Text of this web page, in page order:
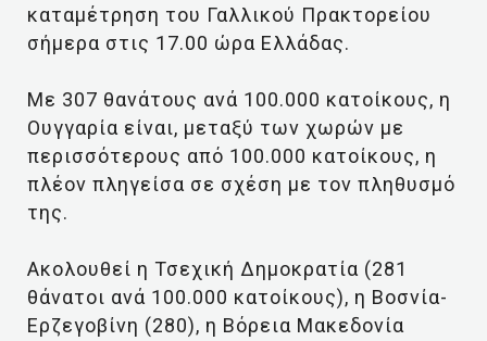
καταμέτρηση του Γαλλικού Πρακτορείου
σήμερα στις 17.00 ώρα Ελλάδας.
Με 307 θανάτους ανά 100.000 κατοίκους, η
Ουγγαρία είναι, μεταξύ των χωρών με
περισσότερους από 100.000 κατοίκους, η
πλέον πληγείσα σε σχέση με τον πληθυσμό
της.
Ακολουθεί η Τσεχική Δημοκρατία (281
θάνατοι ανά 100.000 κατοίκους), η Βοσνία-
Ερζεγοβίνη (280), η Βόρεια Μακεδονία